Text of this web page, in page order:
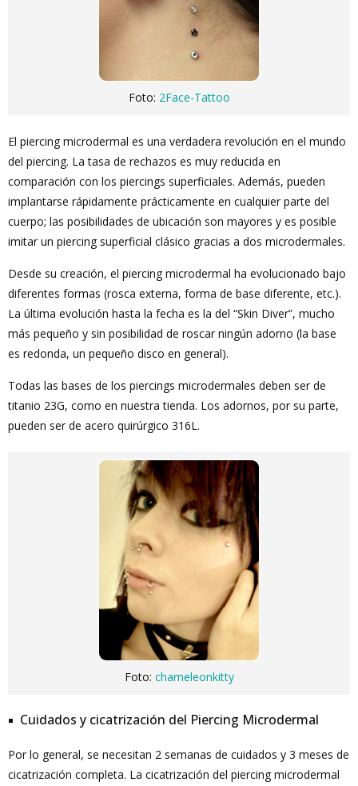
Foto: 2Face-Tattoo
El piercing microdermal es una verdadera revolución en el mundo
del piercing. La tasa de rechazos es muy reducida en
comparación con los piercings superficiales. Además, pueden
implantarse rápidamente prácticamente en cualquier parte del
cuerpo; las posibilidades de ubicación son mayores y es posible
imitar un piercing superficial clásico gracias a dos microdermales.
Desde su creación, el piercing microdermal ha evolucionado bajo
diferentes formas (rosca externa, forma de base diferente, etc.).
La última evolución hasta la fecha es la del “Skin Diver”, mucho
más pequeño y sin posibilidad de roscar ningún adorno (la base
es redonda, un pequeño disco en general).
Todas las bases de los piercings microdermales deben ser de
titanio 23G, como en nuestra tienda. Los adornos, por su parte,
pueden ser de acero quirúrgico 316L.
Foto: chameleonkitty
Cuidados y cicatrización del Piercing Microdermal
Por lo general, se necesitan 2 semanas de cuidados y 3 meses de
cicatrización completa. La cicatrización del piercing microdermal